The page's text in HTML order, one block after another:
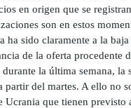
en origen que se
son en estos
ha sido claramente a la
de la oferta procedente
la última semana,
partir del martes. A ello no
Ucrania que tienen